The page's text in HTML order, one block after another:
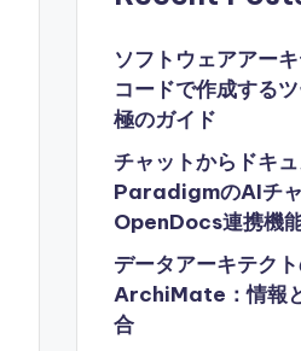
ソフトウェアアー
コードで作成する
極のガイド
チャットからドキ
ParadigmのAIチャ
OpenDocs連携機
データアーキテク
ArchiMate：情報
合